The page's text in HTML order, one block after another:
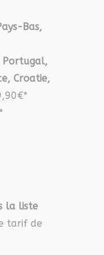
Bas,
Portugal,
Croatie,
la liste
tarif de